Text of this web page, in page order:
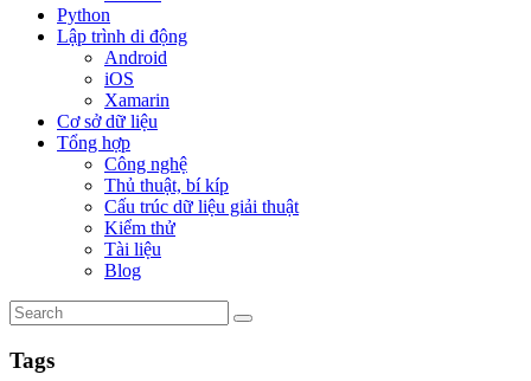
Python
Lập trình di động
Android
iOS
Xamarin
Cơ sở dữ liệu
Tổng hợp
Công nghệ
Thủ thuật, bí kíp
Cấu trúc dữ liệu giải thuật
Kiểm thử
Tài liệu
Blog
Tags